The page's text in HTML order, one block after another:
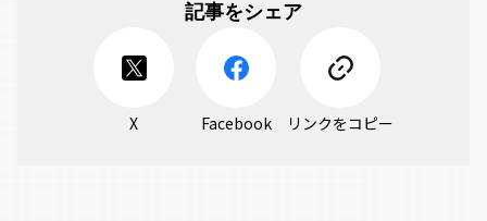
記事をシェア
X Facebook リンクをコピー